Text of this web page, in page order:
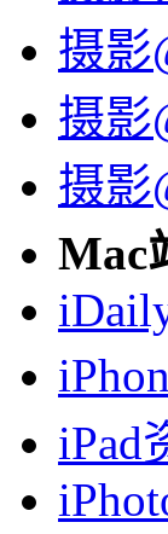
摄影
摄影
摄影
Mac
iPad